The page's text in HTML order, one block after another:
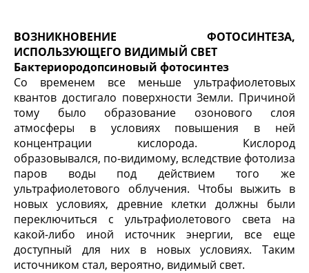
ВОЗНИКНОВЕНИЕ ФОТОСИНТЕЗА,
ИСПОЛЬЗУЮЩЕГО ВИДИМЫЙ СВЕТ
Бактериородопсиновый фотосинтез
Со временем все меньше ультрафиолетовых
квантов достигало поверхности Земли. Причиной
тому было образование озонового слоя
атмосферы в условиях повышения в ней
концентрации кислорода. Кислород
образовывался, по-видимому, вследствие фотолиза
паров воды под действием того же
ультрафиолетового облучения. Чтобы выжить в
новых условиях, древние клетки должны были
переключиться с ультрафиолетового света на
какой-либо иной источник энергии, все еще
доступный для них в новых условиях. Таким
источником стал, вероятно, видимый свет.